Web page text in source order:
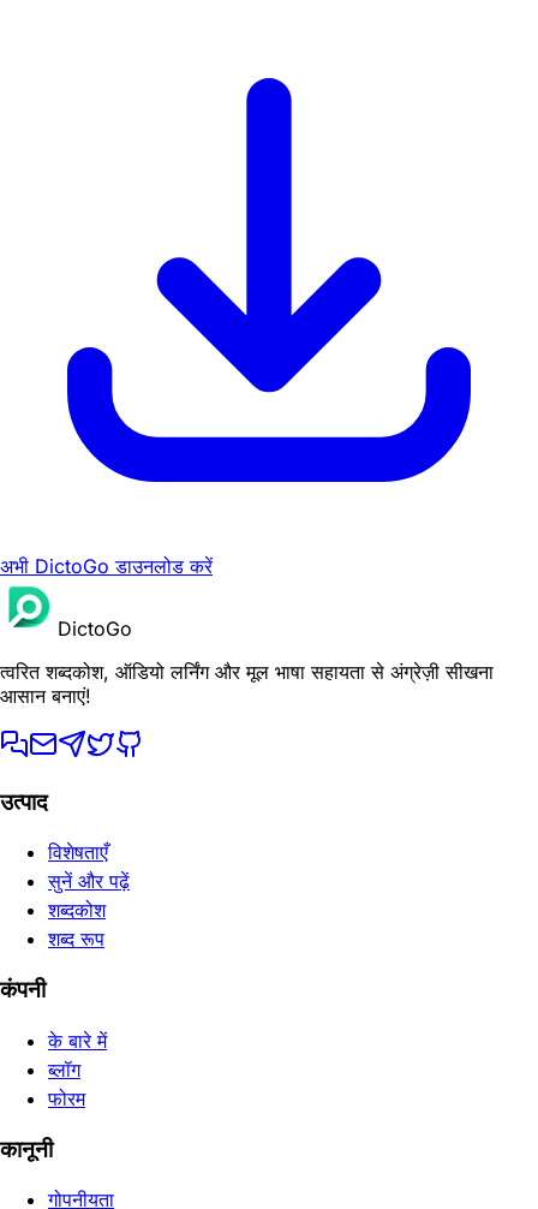
अभी DictoGo डाउनलोड करें
DictoGo
त्वरित शब्दकोश, ऑडियो लर्निंग और मूल भाषा सहायता से अंग्रेज़ी सीखना
आसान बनाएं!
उत्पाद
विशेषताएँ
सुनें और पढ़ें
शब्दकोश
शब्द रूप
कंपनी
के बारे में
ब्लॉग
फोरम
कानूनी
गोपनीयता